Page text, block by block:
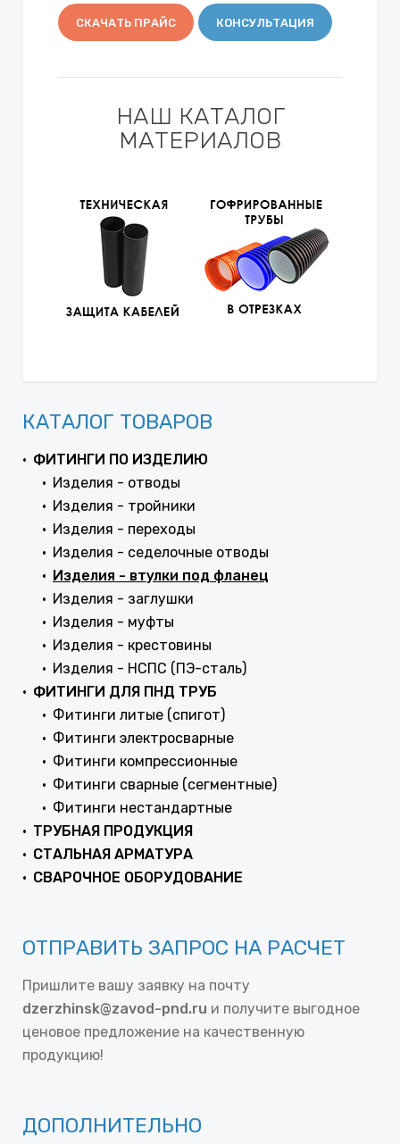
СКАЧАТЬ ПРАЙС КОНСУЛЬТАЦИЯ
НАШ КАТАЛОГ
МАТЕРИАЛОВ
КАТАЛОГ ТОВАРОВ
ФИТИНГИ ПО ИЗДЕЛИЮ
Изделия - отводы
Изделия - тройники
Изделия - переходы
Изделия - седелочные отводы
Изделия - втулки под фланец
Изделия - заглушки
Изделия - муфты
Изделия - крестовины
Изделия - НСПС (ПЭ-сталь)
ФИТИНГИ ДЛЯ ПНД ТРУБ
Фитинги литые (спигот)
Фитинги электросварные
Фитинги компрессионные
Фитинги сварные (сегментные)
Фитинги нестандартные
ТРУБНАЯ ПРОДУКЦИЯ
СТАЛЬНАЯ АРМАТУРА
СВАРОЧНОЕ ОБОРУДОВАНИЕ
ОТПРАВИТЬ ЗАПРОС НА РАСЧЕТ
Пришлите вашу заявку на почту
dzerzhinsk@zavod-pnd.ru и получите выгодное
ценовое предложение на качественную
продукцию!
ДОПОЛНИТЕЛЬНО